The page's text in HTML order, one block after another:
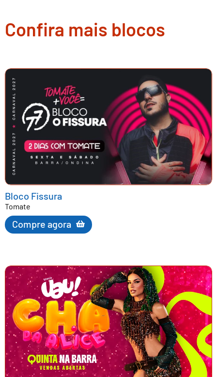
Confira mais blocos
Bloco Fissura
Tomate
Compre agora